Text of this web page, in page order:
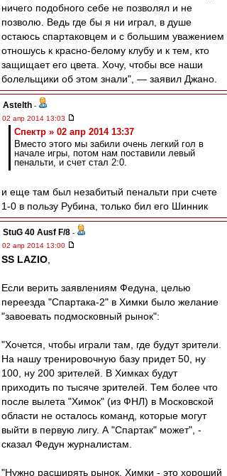
ничего подобного себе не позволял и не
позволю. Ведь где бы я ни играл, в душе
остаюсь спартаковцем и с большим уважением
отношусь к красно-белому клубу и к тем, кто
защищает его цвета. Хочу, чтобы все наши
болельщики об этом знали", — заявил Джано.
Astelth -
02 апр 2014 13:03
Спектр » 02 апр 2014 13:37
Вместо этого мы забили очень легкий гол в
начале игры, потом нам поставили левый
пенальти, и счет стал 2:0.
и еще там был незабитый пенальти при счете
1-0 в пользу Рубина, только бил его Шинник
StuG 40 Ausf F/8 -
02 апр 2014 13:00
SS LAZIO
Если верить заявлениям Федуна, целью
переезда "Спартака-2" в Химки было желание
"завоевать подмосковный рынок":
"Хочется, чтобы играли там, где будут зрители.
На нашу тренировочную базу придет 50, ну
100, ну 200 зрителей. В Химках будут
приходить по тысяче зрителей. Тем более что
после вылета "Химок" (из ФНЛ) в Московской
области не осталось команд, которые могут
выйти в первую лигу. А "Спартак" может", -
сказал Федун журналистам.
"Нужно расширять рынок. Химки - это хороший